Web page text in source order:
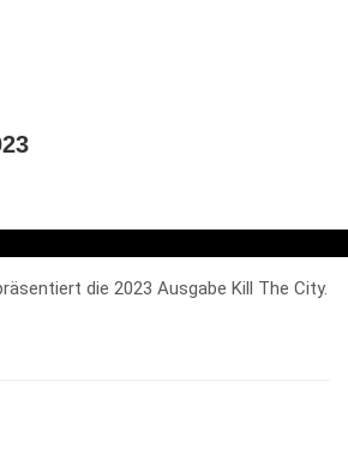
die 2023 Ausgabe Kill The City.